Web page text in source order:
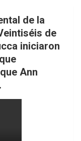
de la
de
iniciaron
Ann